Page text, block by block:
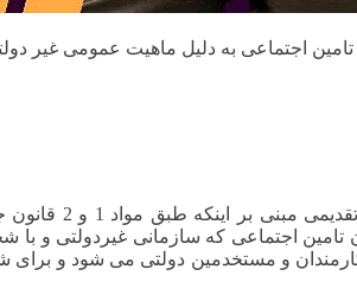
در خصوص
اجتماعی که سازمانی غیردولتی و
کارمندان و مستخدمین دولتی می شود و